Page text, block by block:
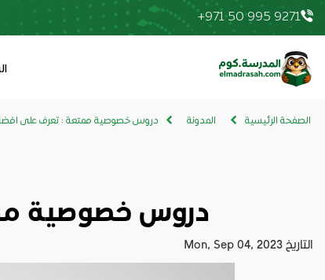
+971 50 995 9271
الصفحة الرئيسية المدونة دروس خصوصية ممتعة : تعرف على
دروس خصوصية
التاريخ Mon, Sep 04, 2023